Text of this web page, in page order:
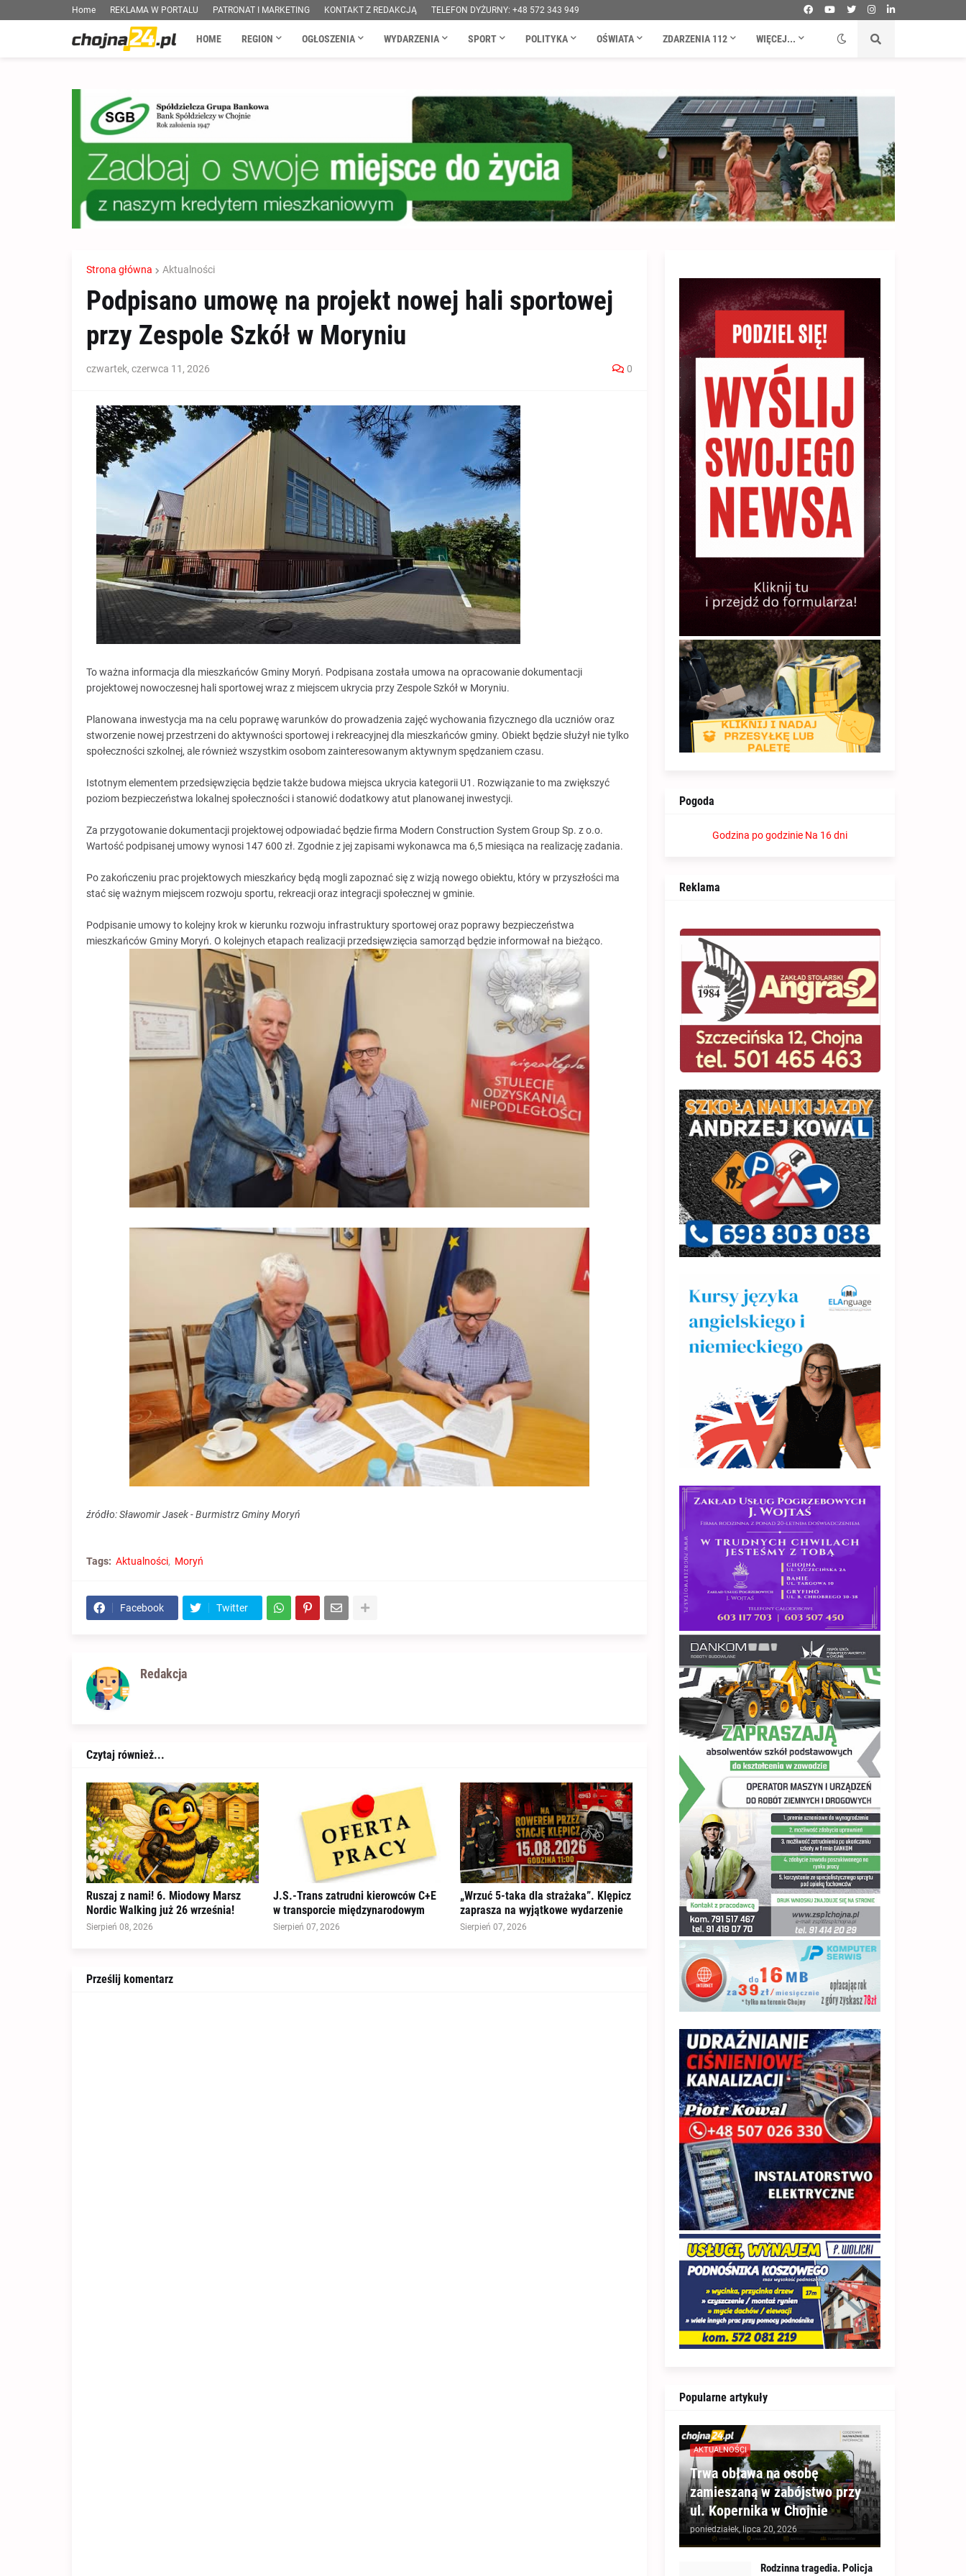
Home REKLAMA W PORTALU PATRONAT I MARKETING KONTAKT Z REDAKCJĄ TELEFON DYŻURNY: +48 572 343 949
HOME REGION OGŁOSZENIA WYDARZENIA SPORT POLITYKA OŚWIATA ZDARZENIA 112 WIĘCEJ...
Strona główna Aktualności
Podpisano umowę na projekt nowej hali sportowej
przy Zespole Szkół w Moryniu
czwartek, czerwca 11, 2026 0
To ważna informacja dla mieszkańców Gminy Moryń. Podpisana została umowa na opracowanie dokumentacji
projektowej nowoczesnej hali sportowej wraz z miejscem ukrycia przy Zespole Szkół w Moryniu.
Planowana inwestycja ma na celu poprawę warunków do prowadzenia zajęć wychowania fizycznego dla uczniów oraz
stworzenie nowej przestrzeni do aktywności sportowej i rekreacyjnej dla mieszkańców gminy. Obiekt będzie służył nie tylko
społeczności szkolnej, ale również wszystkim osobom zainteresowanym aktywnym spędzaniem czasu.
Istotnym elementem przedsięwzięcia będzie także budowa miejsca ukrycia kategorii U1. Rozwiązanie to ma zwiększyć
poziom bezpieczeństwa lokalnej społeczności i stanowić dodatkowy atut planowanej inwestycji.
Za przygotowanie dokumentacji projektowej odpowiadać będzie firma Modern Construction System Group Sp. z o.o.
Wartość podpisanej umowy wynosi 147 600 zł. Zgodnie z jej zapisami wykonawca ma 6,5 miesiąca na realizację zadania.
Po zakończeniu prac projektowych mieszkańcy będą mogli zapoznać się z wizją nowego obiektu, który w przyszłości ma
stać się ważnym miejscem rozwoju sportu, rekreacji oraz integracji społecznej w gminie.
Podpisanie umowy to kolejny krok w kierunku rozwoju infrastruktury sportowej oraz poprawy bezpieczeństwa
mieszkańców Gminy Moryń. O kolejnych etapach realizacji przedsięwzięcia samorząd będzie informował na bieżąco.
źródło: Sławomir Jasek - Burmistrz Gminy Moryń
Tags: Aktualności Moryń
Facebook Twitter
Redakcja
Czytaj również...
Ruszaj z nami! 6. Miodowy Marsz
Nordic Walking już 26 września!
Sierpień 08, 2026
J.S.-Trans zatrudni kierowców C+E
w transporcie międzynarodowym
Sierpień 07, 2026
„Wrzuć 5-taka dla strażaka”. Klępicz
zaprasza na wyjątkowe wydarzenie
Sierpień 07, 2026
Prześlij komentarz
Pogoda
Godzina po godzinie Na 16 dni
Reklama
Popularne artykuły
AKTUALNOŚCI
Trwa obława na osobę
zamieszaną w zabójstwo przy
ul. Kopernika w Chojnie
poniedziałek, lipca 20, 2026
Rodzinna tragedia. Policja